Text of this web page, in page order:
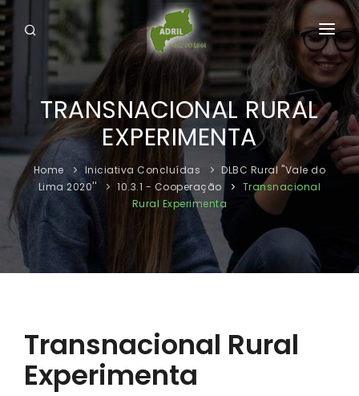
HOME
A ADRIL
O VALE DE LIMA
DLBC ''VALE DO LIMA RURAL 2030''
INICIATIVA CONCLUÍDAS
DOWNLOADS
TRANSNACIONAL RURAL
EXPERIMENTA
Home Iniciativa Concluídas
DLBC Rural ''Vale do
Lima 2020''
10.3.1 - Cooperação
Transnacional
Rural Experimenta
Transnacional Rural
Experimenta